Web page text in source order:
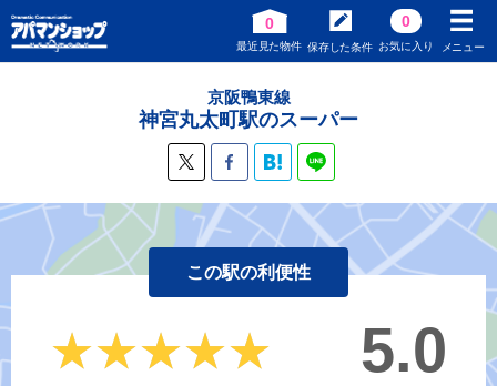
0
最近見た物件 保存した条件
0
お気に入り メニュー
京阪鴨東線
神宮丸太町駅のスーパー
この駅の利便性
★★★★★
★★★★★ 5.0